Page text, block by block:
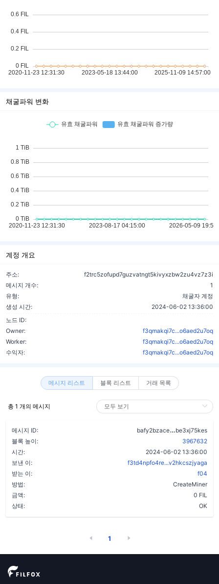
채굴파워 변화
계정 개요
주소:
f2trc5zofupd7guzvatngt5kivyxzbw2zu4vz7z3i
메시지 개수:
1
유형:
채굴자 계정
생성 시간:
2024-06-02 13:36:00
노드 ID:
Owner:
f3qmakqi7c...o6aed2u7oq
Worker:
f3qmakqi7c...o6aed2u7oq
수익자:
f3qmakqi7c...o6aed2u7oq
메시지 리스트 블록 리스트 거래 목록
총 1 개의 메시지
메시지 ID: bafy2bzace
be3xj75kes
블록 높이:
3967632
시간:
2024-06-02 13:36:00
보낸 이:
f3td4npfo4re...v2hkcszjyaga
받는 이:
f04
방법:
CreateMiner
금액:
0 FIL
상태:
OK
1